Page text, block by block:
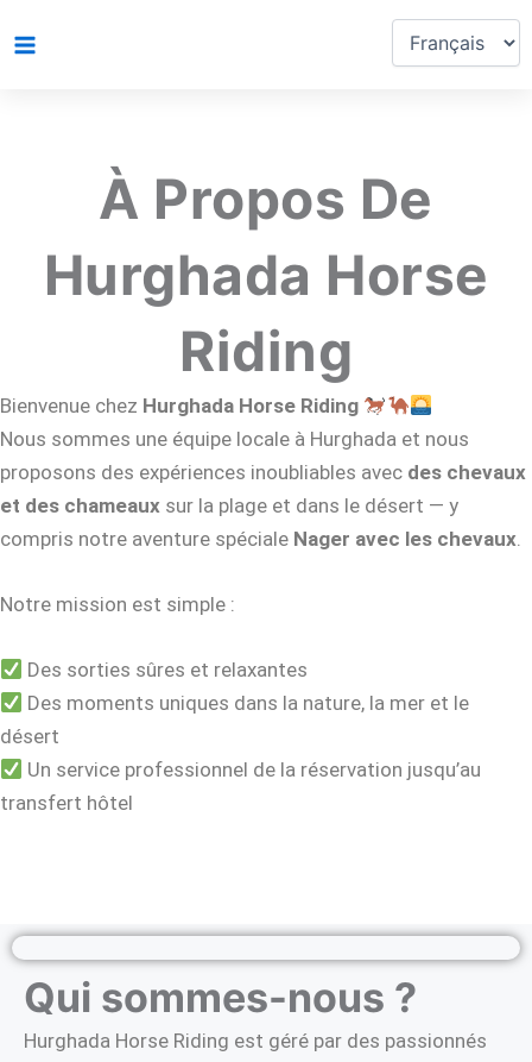
au
une
langue
À Propos De
Hurghada Horse
Riding
Bienvenue chez Hurghada Horse Riding
Nous sommes une équipe locale à Hurghada et nous
proposons des expériences inoubliables avec des chevaux
et des chameaux sur la plage et dans le désert — y
compris notre aventure spéciale Nager avec les chevaux.
Notre mission est simple :
Des sorties sûres et relaxantes
Des moments uniques dans la nature, la mer et le
désert
Un service professionnel de la réservation jusqu’au
transfert hôtel
Qui sommes-nous ?
Hurghada Horse Riding est géré par des passionnés